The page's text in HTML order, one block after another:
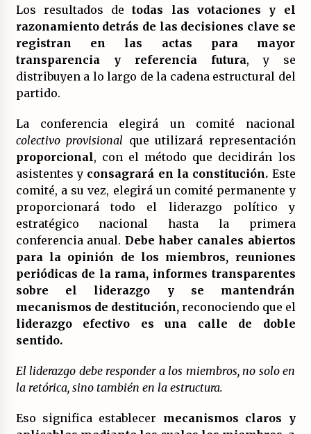
Los resultados detodas las votaciones y el
razonamiento detrás de las decisiones clave se
registran en las actas para mayor
transparencia y referencia futura, y se
distribuyen a lo largo de la cadena estructural del
partido.
La conferencia elegirá un comité nacional
colectivo provisional que utilizará representación
proporcional, con el método que decidirán los
asistentes y consagrará en la constitución. Este
comité, a su vez, elegirá un comité permanente y
proporcionará todo el liderazgo político y
estratégico nacional hasta la primera
conferencia anual. Debe haber canales abiertos
para la opinión de los miembros, reuniones
periódicas de la rama, informes transparentes
sobre el liderazgo y se mantendrán
mecanismos de destitución, reconociendo que el
liderazgo efectivo es una calle de doble
sentido.
El liderazgo debe responder a los miembros, no solo en
la retórica, sino también en la estructura.
Eso significa establecer mecanismos claros y